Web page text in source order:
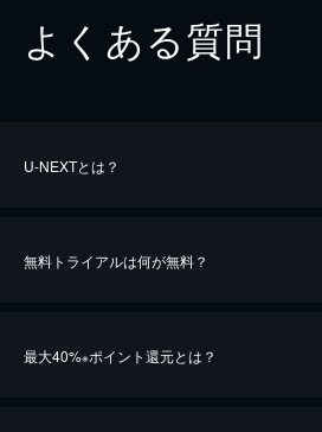
よくある質問
U-NEXTとは？
無料トライアルは何が無料？
最大40%※ポイント還元とは？